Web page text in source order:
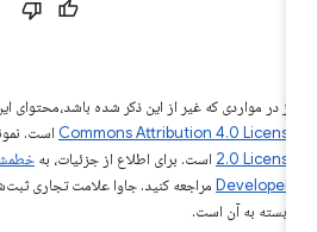
در مواردی که غیر از این ذکر شده باشد،‌محتوای
Commons Attribution 4.0است. نمونه
2.0 است. برای اطلاع از جزئیات، به
به آن است.